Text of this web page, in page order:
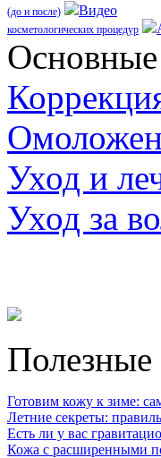
(до и после) Видео
косметологических процедур
Оcновные
Уход и
Уход за
Полезные
Готовим кожу к зиме:
Летние секреты:
Есть ли у вас
Кожа с расширенными